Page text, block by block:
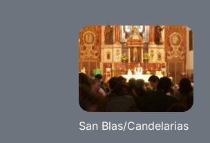
San Blas/Candelarias